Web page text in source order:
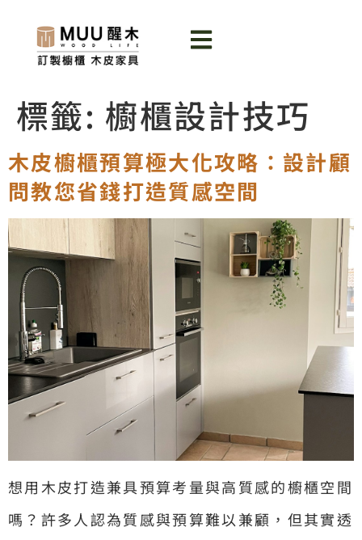
標籤: 櫥櫃設計技巧
木皮櫥櫃預算極大化攻略：設計顧
問教您省錢打造質感空間
想用木皮打造兼具預算考量與高質感的櫥櫃空間
嗎？許多人認為質感與預算難以兼顧，但其實透